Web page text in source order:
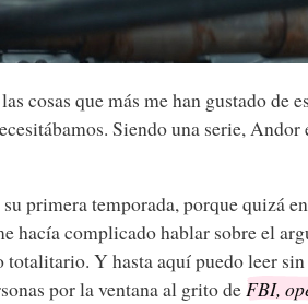
cosas que más me han gustado de
Siendo una serie,
primera temporada, porque quizá
hacía complicado hablar sobre el
Y hasta aquí puedo leer sin
por la ventana al grito deFBI,